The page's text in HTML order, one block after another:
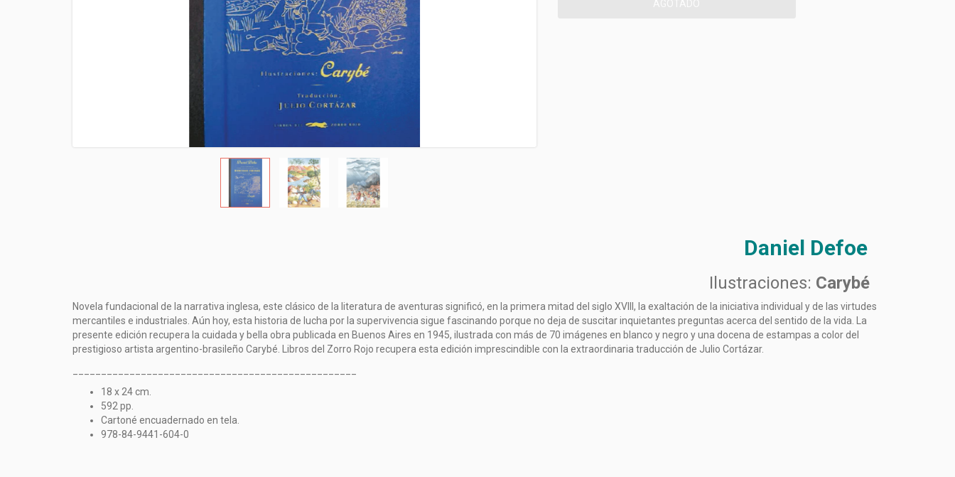
Daniel Defoe
Ilustraciones: Carybé
Novela fundacional de la narrativa inglesa, este clásico de la literatura de aventuras significó, en la primera mitad del siglo XVIII, la exaltación de la iniciativa individual y de las virtudes
mercantiles e industriales. Aún hoy, esta historia de lucha por la supervivencia sigue fascinando porque no deja de suscitar inquietantes preguntas acerca del sentido de la vida. La
presente edición recupera la cuidada y bella obra publicada en Buenos Aires en 1945, ilustrada con más de 70 imágenes en blanco y negro y una docena de estampas a color del
prestigioso artista argentino-brasileño Carybé. Libros del Zorro Rojo recupera esta edición imprescindible con la extraordinaria traducción de Julio Cortázar.
18 x 24 cm.
592 pp.
Cartoné encuadernado en tela.
978-84-9441-604-0